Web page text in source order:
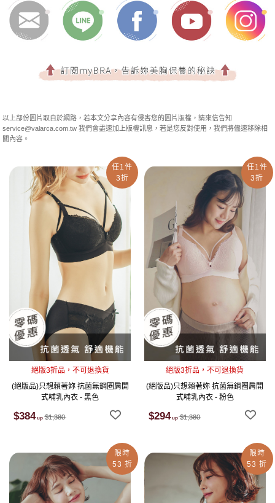
以上部份圖片取自於網路，若本文分享內容有侵害您的圖片版權，請來信告知
service@valarca.com.tw 我們會盡速加上版權訊息，若是您反對使用，我們將儘速移除相
關內容。
任1件
3折
絕版3折品，不可退換貨
(絕版品)只想賴著妳 抗菌無鋼圈肩開
式哺乳內衣 - 黑色
$384 $1,380
任1件
3折
絕版3折品，不可退換貨
(絕版品)只想賴著妳 抗菌無鋼圈肩開
式哺乳內衣 - 粉色
$294 $1,380
限時
53 折
限時
53 折